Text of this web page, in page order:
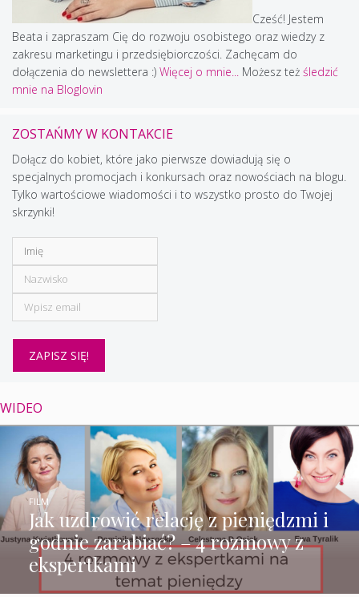
Cześć! Jestem
Beata i zapraszam Cię do rozwoju osobistego oraz wiedzy z
zakresu marketingu i przedsiębiorczości. Zachęcam do
dołączenia do newslettera :) Więcej o mnie... Możesz też śledzić
mnie na Bloglovin
ZOSTAŃMY W KONTAKCIE
Dołącz do kobiet, które jako pierwsze dowiadują się o
specjalnych promocjach i konkursach oraz nowościach na blogu.
Tylko wartościowe wiadomości i to wszystko prosto do Twojej
skrzynki!
WIDEO
Jak uzdrowić relację z pieniędzmi i
godnie zarabiać? – 4 rozmowy z
ekspertkami
FILM